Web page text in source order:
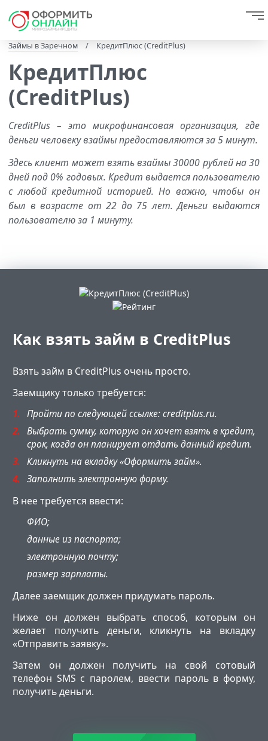
Займы в Заречном / КредитПлюс (CreditPlus)
КредитПлюс
(CreditPlus)
CreditPlus – это микрофинансовая организация, где
деньги человеку взаймы предоставляются за 5 минут.
Здесь клиент может взять взаймы 30000 рублей на 30
дней под 0% годовых. Кредит выдается пользователю
с любой кредитной историей. Но важно, чтобы он
был в возрасте от 22 до 75 лет. Деньги выдаются
пользователю за 1 минуту.
Как взять займ в CreditPlus
Взять займ в CreditPlus очень просто.
Заемщику только требуется:
Пройти по следующей ссылке: creditplus.ru.
Выбрать сумму, которую он хочет взять в кредит,
срок, когда он планирует отдать данный кредит.
Кликнуть на вкладку «Оформить займ».
Заполнить электронную форму.
В нее требуется ввести:
ФИО;
данные из паспорта;
электронную почту;
размер зарплаты.
Далее заемщик должен придумать пароль.
Ниже он должен выбрать способ, которым он
желает получить деньги, кликнуть на вкладку
«Отправить заявку».
Затем он должен получить на свой сотовый
телефон SMS c паролем, ввести пароль в форму,
получить деньги.